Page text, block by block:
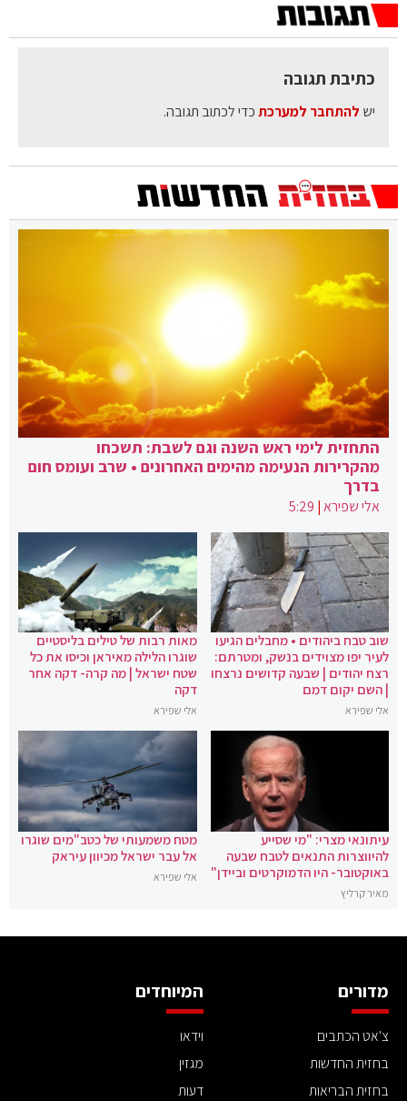
כתיבת תגובה
יש להתחבר למערכתכדי לכתוב תגובה.
התחזית לימי ראש השנה וגם לשבת: תשכחו
מהקרירות הנעימה מהימים האחרונים • שרב ועומס חום
בדרך
אלי שפירא|
5:29
שוב טבח ביהודים • מחבלים הגיעו
לעיר יפו מצוידים בנשק, ומטרתם:
רצח יהודים | שבעה קדושים נרצחו
| השם יקום דמם
אלי שפירא
מאות רבות של טילים בליסטיים
שוגרו הלילה מאיראן וכיסו את כל
שטח ישראל | מה קרה- דקה אחר
דקה
אלי שפירא
עיתונאי מצרי: "מי שסייע
להיווצרות התנאים לטבח שבעה
באוקטובר- היו הדמוקרטים וביידן"
מאיר קרליץ
מטח משמעותי של כטב"מים שוגרו
אל עבר ישראל מכיוון עיראק
אלי שפירא
מדורים
צ'אט הכתבים
בחזית החדשות
בחזית הבריאות
המיוחדים
וידאו
מגזין
דעות